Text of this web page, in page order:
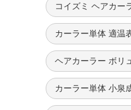
コイズミ ヘアカー
カーラー単体 適温
ヘアカーラー ボリ
カーラー単体 小泉